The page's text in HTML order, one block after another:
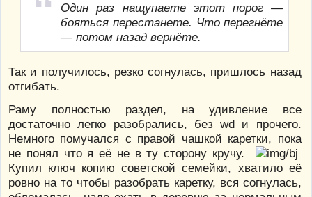
Один раз нащупаете этот порог —
бояться перестанете. Что перегнёте
— потом назад вернёте.
Так и получилось, резко согнулась, пришлось назад
отгибать.
Раму полностью раздел, на удивление все
достаточно легко разобрались, без wd и прочего.
Немного помучался с правой чашкой каретки, пока
не понял что я её не в ту сторону кручу.
Купил ключ копию советской семейки, хватило её
ровно на то чтобы разобрать каретку, вся согнулась,